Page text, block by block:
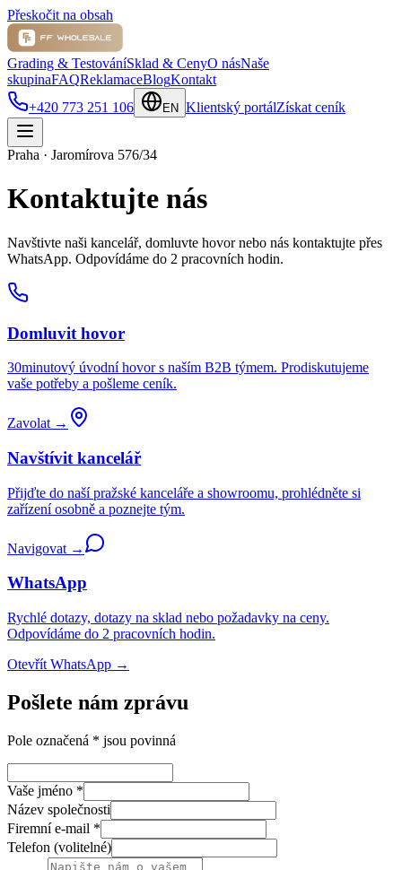
Přeskočit na obsah
Grading & TestováníSklad & CenyO násNaše
skupinaFAQReklamaceBlogKontakt
+420 773 251 106
EN Klientský portálZískat ceník
Praha · Jaromírova 576/34
Kontaktujte nás
Navštivte naši kancelář, domluvte hovor nebo nás kontaktujte přes
WhatsApp. Odpovídáme do 2 pracovních hodin.
Domluvit hovor
30minutový úvodní hovor s naším B2B týmem. Prodiskutujeme
vaše potřeby a pošleme ceník.
Zavolat →
Navštívit kancelář
Přijďte do naší pražské kanceláře a showroomu, prohlédněte si
zařízení osobně a poznejte tým.
Navigovat →
WhatsApp
Rychlé dotazy, dotazy na sklad nebo požadavky na ceny.
Odpovídáme do 2 pracovních hodin.
Otevřít WhatsApp →
Pošlete nám zprávu
Pole označená * jsou povinná
Vaše jméno *
Název společnosti
Firemní e-mail *
Telefon (volitelné)